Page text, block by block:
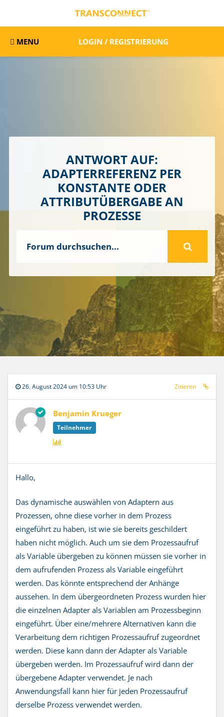
MENU LOGIN / REGISTRIERUNG
ANTWORT AUF:
ADAPTERREFERENZ PER
KONSTANTE ODER
ATTRIBUTÜBERGABE AN
PROZESSE
26. August 2024 um 10:53 Uhr Zitieren
Benjamin Krueger
Teilnehmer
Hallo,
Das dynamische auswählen von Adaptern aus
Prozessen, ohne diese vorher in dem Prozess
eingeführt zu haben, ist wie sie bereits geschildert
haben nicht möglich. Auch um sie dem Prozessaufruf
als Variable übergeben zu können müssen sie vorher in
dem aufrufenden Prozess als Variable eingeführt
werden. Das könnte entsprechend der Anhänge
aussehen. In dem übergeordneten Prozess wurden hier
die einzelnen Adapter als Variablen am Prozessbeginn
eingeführt. Über eine/mehrere Alternativen kann die
Verarbeitung dem richtigen Prozessaufruf zugeordnet
werden. Diese kann dann der Adapter als Variable
übergeben werden. Im Prozessaufruf wird dann der
übergebene Adapter verwendet. Je nach
Anwendungsfall kann hier für jeden Prozessaufruf
derselbe Prozess verwendet werden.